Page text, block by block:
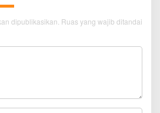
dipublikasikan. Ruas yang wajib ditandai